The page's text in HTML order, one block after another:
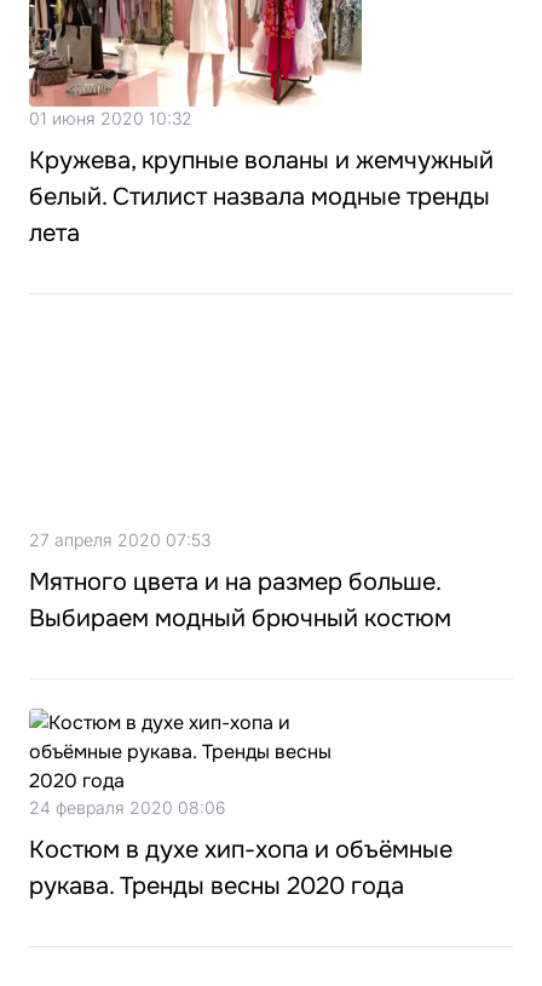
01 июня 2020 10:32
Кружева, крупные воланы и жемчужный
белый. Стилист назвала модные тренды
лета
27 апреля 2020 07:53
Мятного цвета и на размер больше.
Выбираем модный брючный костюм
24 февраля 2020 08:06
Костюм в духе хип-хопа и объёмные
рукава. Тренды весны 2020 года